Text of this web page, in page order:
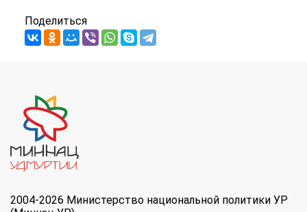
Поделиться
2004-2026 Министерство национальной политики УР